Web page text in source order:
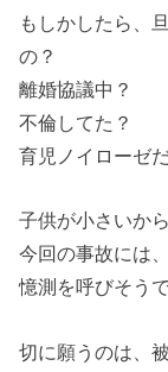
もしかしたら、
の？
離婚協議中？
不倫してた？
育児ノイローゼ
子供が小さいか
今回の事故には
憶測を呼びそうで
切に願うのは、